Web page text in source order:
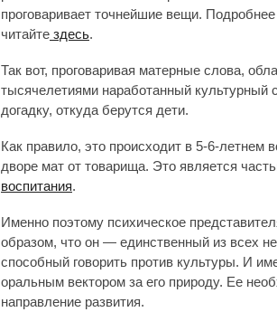
проговаривает точнейшие вещи.
читайте здесь.
Так вот, проговаривая матерные слова,
тысячелетиями наработанный культурный
догадку, откуда берутся дети.
Как правило, это происходит в 5-6-летнем
дворе мат от товарища. Это является
воспитания.
Именно поэтому психическое
образом, что он — единственный из всех
способный говорить против культуры. И
оральным вектором за его природу. Ее
направление развития.